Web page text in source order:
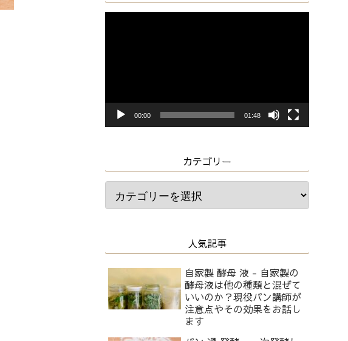
ー
00:00 01:48
カテゴリー
人気記事
自家製 酵母 液 - 自家製の
酵母液は他の種類と混ぜて
いいのか？現役パン講師が
注意点やその効果をお話し
ます